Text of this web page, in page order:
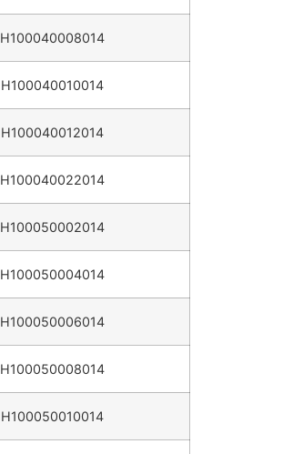
H100040008014
H100040010014
H100040012014
H100040022014
H100050002014
H100050004014
H100050006014
H100050008014
H100050010014